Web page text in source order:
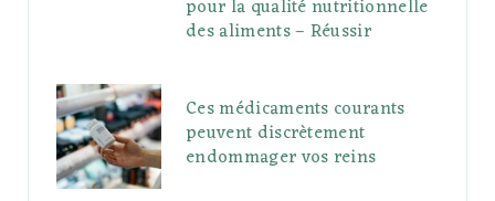
pour la qualité nutritionnelle
des aliments – Réussir
Ces médicaments courants
peuvent discrètement
endommager vos reins